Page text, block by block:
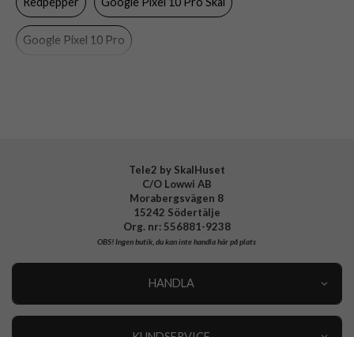
Färg Genomskinlig, Svart
Google Pixel 10 Pro
Tele2 by SkalHuset
C/O Lowwi AB
Morabergsvägen 8
15242 Södertälje
Org. nr: 556881-9238
OBS!Ingen butik, du kan inte handla här på plats
HANDLA